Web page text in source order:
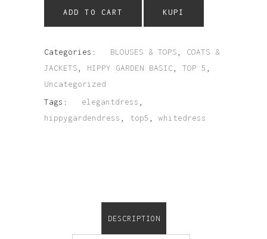
ADD TO CART KUPI
Categories: BLOUSES & TOPS
COATS &
JACKETS
HIPPY GARDEN BASIC TOP 5
Uncategorized
Tags:
elegantdress
hippygardendress
top5 whitedress
DESCRIPTION